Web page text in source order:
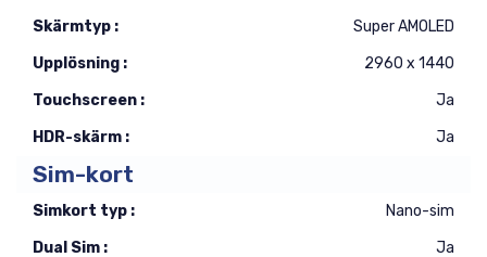
Skärmtyp :
Super AMOLED
Upplösning :
2960 x 1440
Touchscreen :
Ja
HDR-skärm :
Ja
Sim-kort
Simkort typ :
Nano-sim
Dual Sim :
Ja